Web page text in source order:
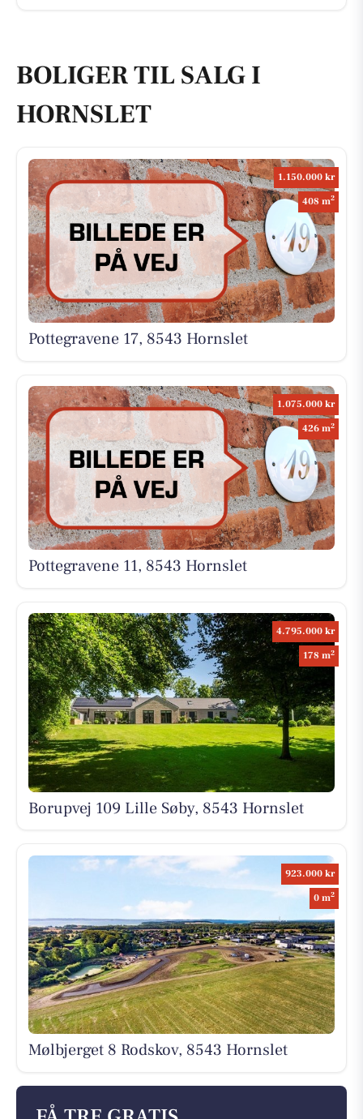
BOLIGER TIL SALG I
HORNSLET
1.150.000 kr
408 m2
Pottegravene 17, 8543 Hornslet
1.075.000 kr
426 m2
Pottegravene 11, 8543 Hornslet
4.795.000 kr
178 m2
Borupvej 109 Lille Søby, 8543 Hornslet
923.000 kr
0 m2
Mølbjerget 8 Rodskov, 8543 Hornslet